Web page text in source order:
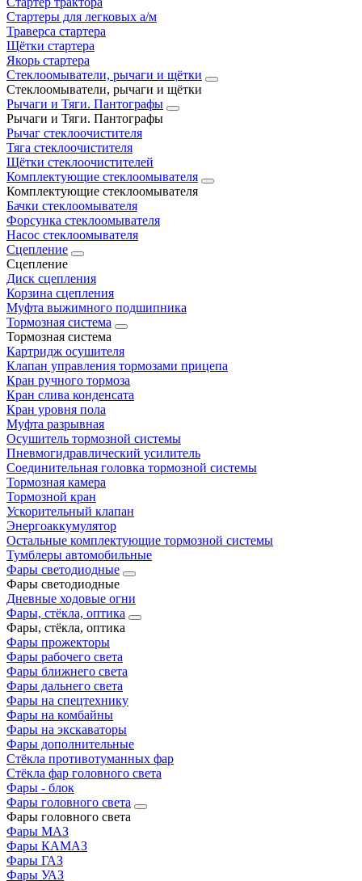
Стартеры для легковых а/м
Траверса стартера
Щётки стартера
Якорь стартера
Стеклоомыватели, рычаги и щётки
Стеклоомыватели, рычаги и щётки
Рычаги и Тяги. Пантографы
Рычаги и Тяги. Пантографы
Рычаг стеклоочистителя
Тяга стеклоочистителя
Щётки стеклоочистителей
Комплектующие стеклоомывателя
Комплектующие стеклоомывателя
Бачки стеклоомывателя
Форсунка стеклоомывателя
Насос стеклоомывателя
Сцепление
Сцепление
Диск сцепления
Корзина сцепления
Муфта выжимного подшипника
Тормозная система
Тормозная система
Картридж осушителя
Клапан управления тормозами прицепа
Кран ручного тормоза
Кран слива конденсата
Кран уровня пола
Муфта разрывная
Осушитель тормозной системы
Пневмогидравлический усилитель
Соединительная головка тормозной системы
Тормозная камера
Тормозной кран
Ускорительный клапан
Энергоаккумулятор
Остальные комплектующие тормозной системы
Тумблеры автомобильные
Фары светодиодные
Фары светодиодные
Дневные ходовые огни
Фары, стёкла, оптика
Фары, стёкла, оптика
Фары прожекторы
Фары рабочего света
Фары ближнего света
Фары дальнего света
Фары на спецтехнику
Фары на комбайны
Фары на экскаваторы
Фары дополнительные
Стёкла противотуманных фар
Стёкла фар головного света
Фары - блок
Фары головного света
Фары головного света
Фары МАЗ
Фары КАМАЗ
Фары ГАЗ
Фары УАЗ